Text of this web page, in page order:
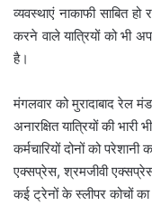
व्यवस्थाएं नाकाफी साबित
करने वाले यात्रियों को भी
है।
मंगलवार को मुरादाबाद रेल
अनारक्षित यात्रियों की
कर्मचारियों दोनों को
एक्सप्रेस, श्रमजीवी
कई ट्रेनों के स्लीपर कोचों